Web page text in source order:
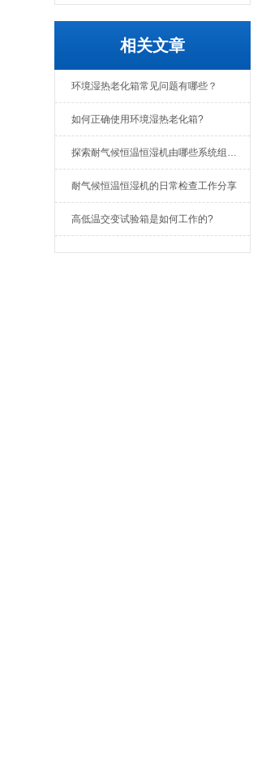
相关文章
环境湿热老化箱常见问题有哪些？
如何正确使用环境湿热老化箱?
探索耐气候恒温恒湿机由哪些系统组成？
耐气候恒温恒湿机的日常检查工作分享
高低温交变试验箱是如何工作的?